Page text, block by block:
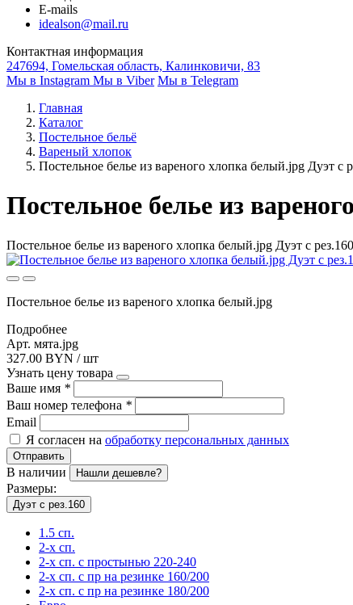
E-mails
idealson@mail.ru
Контактная информация
247694, Гомельская область, Калинковичи, 83
Мы в Instagram Мы в Viber Мы в Telegram
Главная
Каталог
Постельное бельё
Вареный хлопок
Постельное белье из вареного хлопка белый.jpg Дуэт с
Постельное белье из
Постельное белье из вареного хлопка белый.jpg Дуэт с рез.160
Постельное белье из вареного хлопка белый.jpg
Подробнее
Арт. мята.jpg
327.00 BYN / шт
Узнать цену товара
Ваше имя *
Ваш номер телефона *
Email
Я согласен на обработку персональных данных
Отправить
В наличии Нашли дешевле?
Размеры:
Дуэт с рез.160
1.5 сп.
2-х сп.
2-х сп. с простынью 220-240
2-х сп. с пр на резинке 160/200
2-х сп. с пр на резинке 180/200